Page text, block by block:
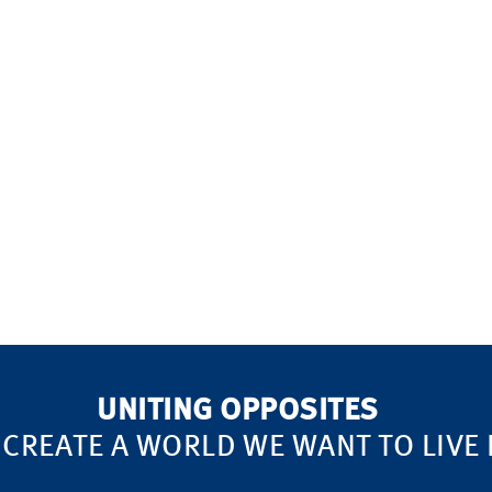
UNITING OPPOSITES
A WORLD WE WANT TO LIVE